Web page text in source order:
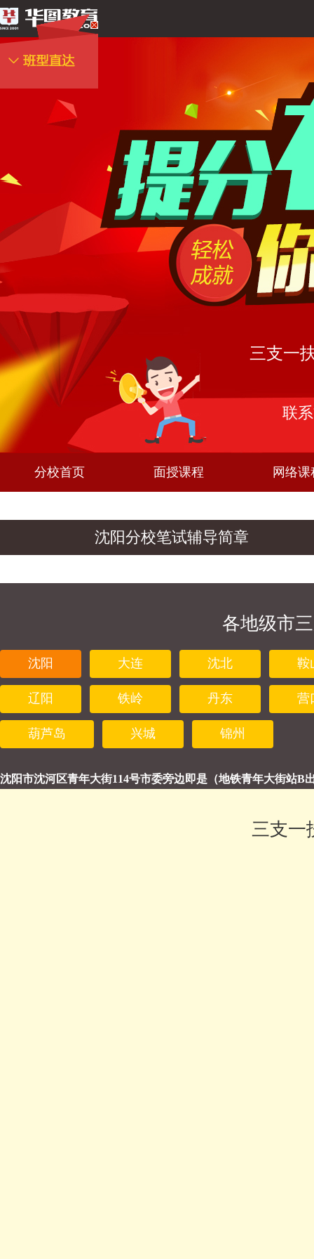
三支一
联
分校首页 面授课程 网络课
沈阳分校笔试辅导简章
各地级市
沈阳 大连 沈北 鞍
辽阳 铁岭 丹东 营
葫芦岛 兴城 锦州
沈阳市沈河区青年大街114号市委旁边即是（地铁青年大街站B
三支一